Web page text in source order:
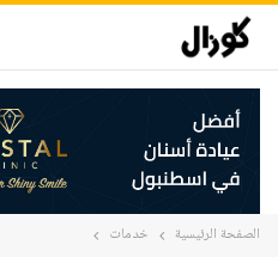
الصفحة الرئيسية خدمات